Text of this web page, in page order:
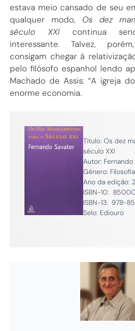
estava meio cansado de seu
qualquer modo, Os dez
século XXIcontinua
interessante. Talvez,
consigam chegar à
pelo filósofo espanhol lendo
Machado de Assis: “A igreja
enorme economia.
Título: Os dez
século XXI
Autor: Fernando
Gênero: Filosofia
Ano da edição:
ISBN-10:
ISBN-13: ‎ 978-
Selo: Ediouro